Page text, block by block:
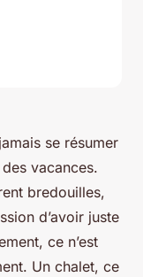
se résumer
vacances.
bredouilles,
d’avoir juste
ce n’est
Un chalet, ce